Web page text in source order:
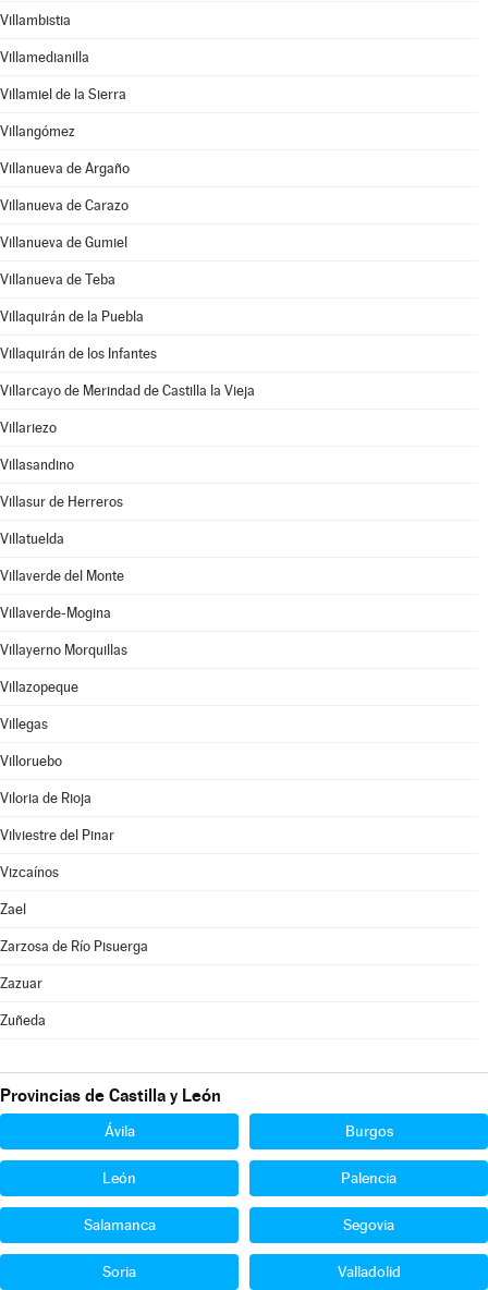
Villambistia
Villamedianilla
Villamiel de la Sierra
Villangómez
Villanueva de Argaño
Villanueva de Carazo
Villanueva de Gumiel
Villanueva de Teba
Villaquirán de la Puebla
Villaquirán de los Infantes
Villarcayo de Merindad de Castilla la Vieja
Villariezo
Villasandino
Villasur de Herreros
Villatuelda
Villaverde del Monte
Villaverde-Mogina
Villayerno Morquillas
Villazopeque
Villegas
Villoruebo
Viloria de Rioja
Vilviestre del Pinar
Vizcaínos
Zael
Zarzosa de Río Pisuerga
Zazuar
Zuñeda
Provincias de Castilla y León
Ávila Burgos
León Palencia
Salamanca Segovia
Soria Valladolid